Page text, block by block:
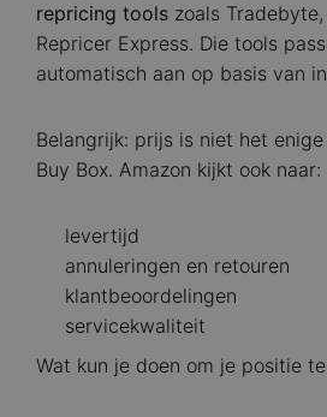
repricing tools zoals
Repricer Express. Die tools
automatisch aan op basis van
Belangrijk: prijs is niet het
Buy Box. Amazon kijkt ook naar:
levertijd
annuleringen en retouren
klantbeoordelingen
servicekwaliteit
Wat kun je doen om je positie